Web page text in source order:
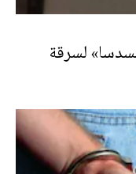
لسرقة